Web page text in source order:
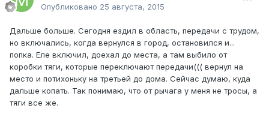
Опубликовано 25 августа, 2015
Дальше больше. Сегодня ездил в область, передачи с трудом,
но включались, когда вернулся в город, остановился и...
попка. Еле включил, доехал до места, а там выбило от
коробки тяги, которые переключают передачи((( вернул на
место и потихоньку на третьей до дома. Сейчас думаю, куда
дальше копать. Так понимаю, что от рычага у меня не тросы, а
тяги все же.